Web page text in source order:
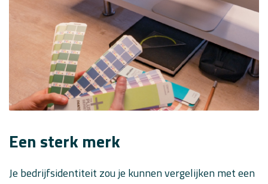
Een sterk merk
Je bedrijfsidentiteit zou je kunnen vergelijken met een